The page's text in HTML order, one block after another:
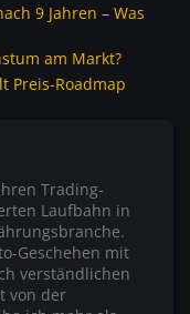
9 Jahren – Was
am Markt?
Preis-Roadmap
Trading-
Laufbahn in
Geschehen mit
verständlichen
von der